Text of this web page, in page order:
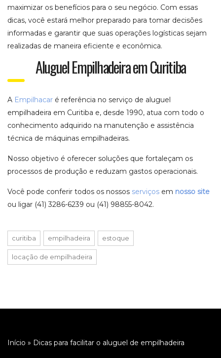
maximizar os benefícios para o seu negócio. Com essas
dicas, você estará melhor preparado para tomar decisões
informadas e garantir que suas operações logísticas sejam
realizadas de maneira eficiente e econômica.
Aluguel Empilhadeira em Curitiba
A Empilhacar é referência no serviço de aluguel
empilhadeira em Curitiba e, desde 1990, atua com todo o
conhecimento adquirido na manutenção e assistência
técnica de máquinas empilhadeiras.
Nosso objetivo é oferecer soluções que fortaleçam os
processos de produção e reduzam gastos operacionais.
Você pode conferir todos os nossos serviços em nosso site
ou ligar (41) 3286-6239 ou (41) 98855-8042.
curitiba empilhadeira estoque
locação de empilhadeira
Início » Dicas para facilitar o aluguel de empilhadeira